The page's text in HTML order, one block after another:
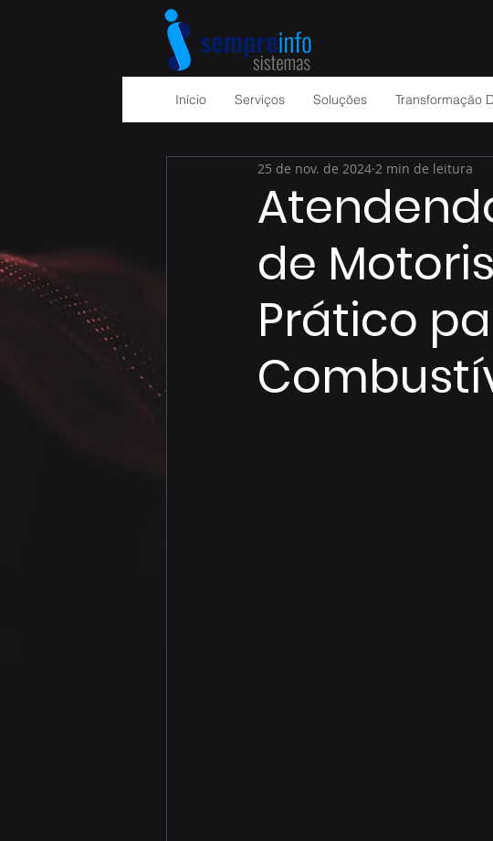
Início Serviços Soluções Transformação
de
Prático
25 de nov. de 2024 2 min de leitura